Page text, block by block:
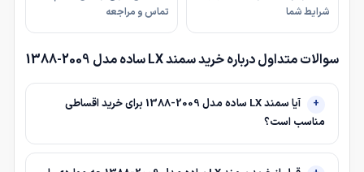
شرایط شما
تماس و مراجعه
سوالات متداول درباره خرید سمند LX ساده مدل 2009-1388
آیا سمند LX ساده مدل 2009-1388 برای خرید اقساطی
مناسب است؟